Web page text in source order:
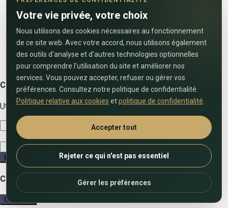
Votre vie privée, votre choix
Nous utilisons des cookies nécessaires au fonctionnement
de ce site web. Avec votre accord, nous utilisons également
des outils d'analyse et d'autres technologies optionnelles
pour comprendre l'utilisation du site et améliorer nos
services. Vous pouvez accepter, refuser ou gérer vos
préférences. Consultez notre politique de confidentialité.
Politique relative aux cookies etpolitique de confidentialité
Accepter tout
Rejeter ce qui n'est pas essentiel
Gérer les préférences
Contactez-nous
Utilisez le formulaire ci-dessous pour nous contacter !
Envoyer
Comparer les annonces
Comparer